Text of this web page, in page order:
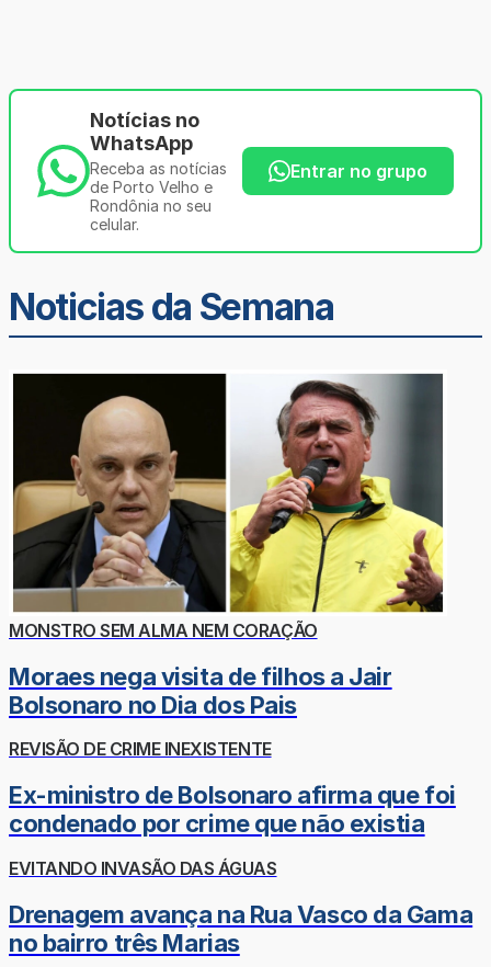
Notícias no
WhatsApp
Receba as notícias
de Porto Velho e
Rondônia no seu
celular.
Entrar no grupo
Noticias da Semana
MONSTRO SEM ALMA NEM CORAÇÃO
Moraes nega visita de filhos a Jair
Bolsonaro no Dia dos Pais
REVISÃO DE CRIME INEXISTENTE
Ex-ministro de Bolsonaro afirma que foi
condenado por crime que não existia
EVITANDO INVASÃO DAS ÁGUAS
Drenagem avança na Rua Vasco da Gama
no bairro três Marias